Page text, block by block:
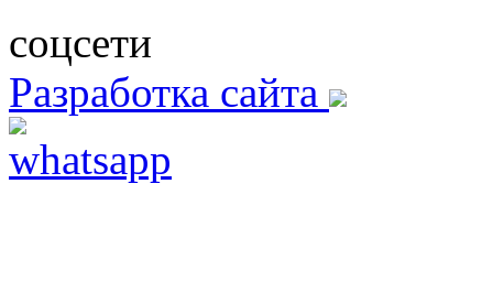
соцсети
Разработка сайта